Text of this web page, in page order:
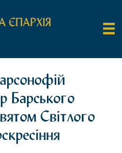
ЄПАРХІЯ
Барського
Світлого